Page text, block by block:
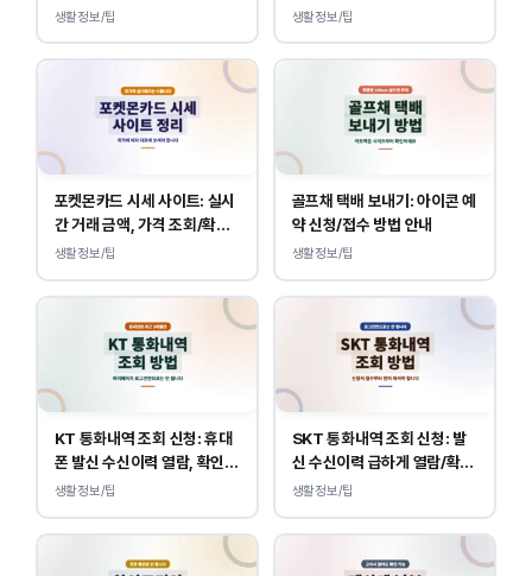
다.
생활정보/팁 생활정보/팁
포켓몬카드 시세 사이트: 실시
간 거래 금액, 가격 조회/확인
바로가기
생활정보/팁
골프채 택배 보내기: 아이콘 예
약 신청/접수 방법 안내
생활정보/팁
KT 통화내역 조회 신청: 휴대
폰 발신 수신이력 열람, 확인
하는 방법
생활정보/팁
SKT 통화내역 조회 신청: 발
신 수신이력 급하게 열람/확인
하는 방법
생활정보/팁